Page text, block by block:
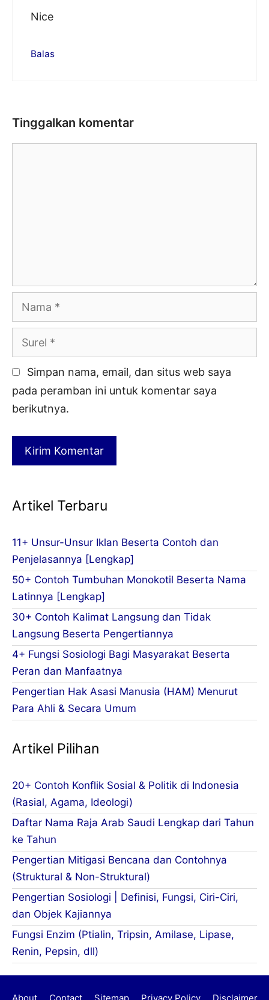
Nice
Balas
Tinggalkan komentar
Nama
Surel
Simpan nama, email, dan situs web saya
pada peramban ini untuk komentar saya
berikutnya.
Artikel Terbaru
11+ Unsur-Unsur Iklan Beserta Contoh dan
Penjelasannya [Lengkap]
50+ Contoh Tumbuhan Monokotil Beserta Nama
Latinnya [Lengkap]
30+ Contoh Kalimat Langsung dan Tidak
Langsung Beserta Pengertiannya
4+ Fungsi Sosiologi Bagi Masyarakat Beserta
Peran dan Manfaatnya
Pengertian Hak Asasi Manusia (HAM) Menurut
Para Ahli & Secara Umum
Artikel Pilihan
20+ Contoh Konflik Sosial & Politik di Indonesia
(Rasial, Agama, Ideologi)
Daftar Nama Raja Arab Saudi Lengkap dari Tahun
ke Tahun
Pengertian Mitigasi Bencana dan Contohnya
(Struktural & Non-Struktural)
Pengertian Sosiologi | Definisi, Fungsi, Ciri-Ciri,
dan Objek Kajiannya
Fungsi Enzim (Ptialin, Tripsin, Amilase, Lipase,
Renin, Pepsin, dll)